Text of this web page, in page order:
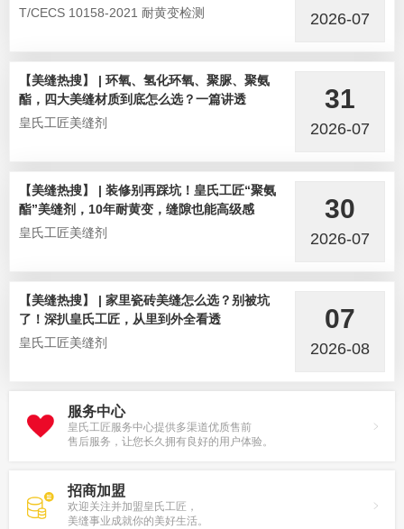
T/CECS 10158-2021 耐黄变检测
2026-07
【美缝热搜】 | 环氧、氢化环氧、聚脲、聚氨
酯，四大美缝材质到底怎么选？一篇讲透
皇氏工匠美缝剂
31
2026-07
【美缝热搜】 | 装修别再踩坑！皇氏工匠“聚氨
酯”美缝剂，10年耐黄变，缝隙也能高级感
皇氏工匠美缝剂
30
2026-07
【美缝热搜】 | 家里瓷砖美缝怎么选？别被坑
了！深扒皇氏工匠，从里到外全看透
皇氏工匠美缝剂
07
2026-08
服务中心
皇氏工匠服务中心提供多渠道优质售前
售后服务，让您长久拥有良好的用户体验。
招商加盟
欢迎关注并加盟皇氏工匠，
美缝事业成就你的美好生活。